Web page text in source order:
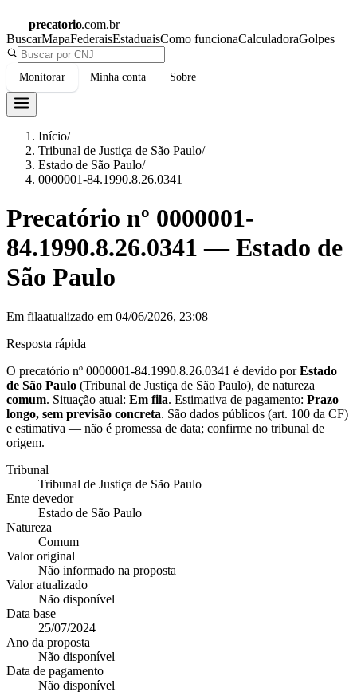
precatorio.com.br
BuscarMapaFederaisEstaduaisComo funcionaCalculadoraGolpes
Monitorar Minha conta Sobre
Início/
Tribunal de Justiça de São Paulo/
Estado de São Paulo/
0000001-84.1990.8.26.0341
Precatório nº 0000001-
84.1990.8.26.0341 —Estado de
São Paulo
Em filaatualizado em 04/06/2026, 23:08
Resposta rápida
O precatório nº 0000001-84.1990.8.26.0341 é devido porEstado
de São Paulo (Tribunal de Justiça de São Paulo), de natureza
comum. Situação atual: Em fila. Estimativa de pagamento: Prazo
longo, sem previsão concreta. São dados públicos (art. 100 da CF)
e estimativa — não é promessa de data; confirme no tribunal de
origem.
Tribunal
Tribunal de Justiça de São Paulo
Ente devedor
Estado de São Paulo
Natureza
Comum
Valor original
Não informado na proposta
Valor atualizado
Não disponível
Data base
25/07/2024
Ano da proposta
Não disponível
Data de pagamento
Não disponível